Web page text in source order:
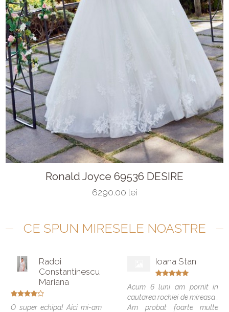
Ronald Joyce 69536 DESIRE
6290.00 lei
CE SPUN MIRESELE NOASTRE
Radoi
Constantinescu
Mariana
O super echipa! Aici mi-am
Ioana Stan
Acum 6 luni am pornit in
cautarea rochiei de mireasa .
Am probat foarte multe